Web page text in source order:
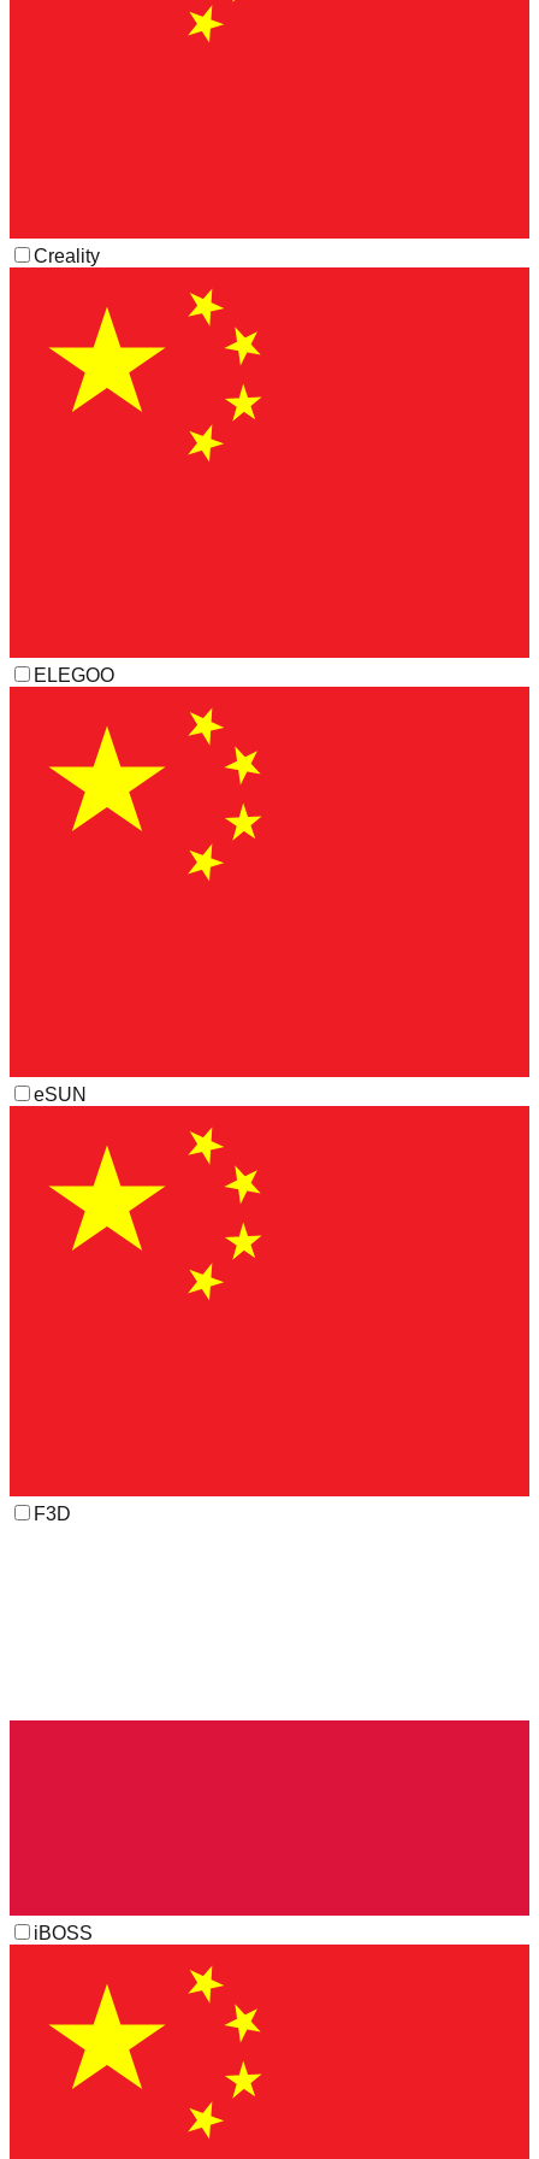
Creality
ELEGOO
eSUN
F3D
iBOSS